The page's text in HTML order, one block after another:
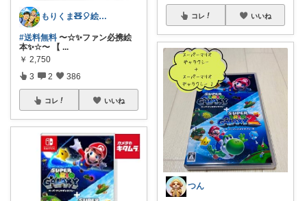
もりくま🧸🎈絵本・スイーツ・酒他🙇
#送料無料 〜☆✨ファン必携絵
本✨☆〜 【 ...
￥ 2,750
3 2 386
コレ いいね
コレ いいね
つん